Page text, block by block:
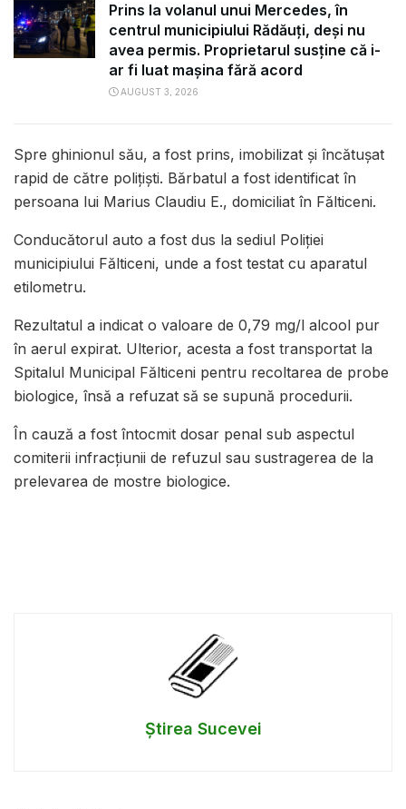
Prins la volanul unui Mercedes, în
centrul municipiului Rădăuți, deși nu
avea permis. Proprietarul susține că i-
ar fi luat mașina fără acord
AUGUST 3, 2026
Spre ghinionul său, a fost prins, imobilizat și încătușat
rapid de către polițiști. Bărbatul a fost identificat în
persoana lui Marius Claudiu E., domiciliat în Fălticeni.
Conducătorul auto a fost dus la sediul Poliției
municipiului Fălticeni, unde a fost testat cu aparatul
etilometru.
Rezultatul a indicat o valoare de 0,79 mg/l alcool pur
în aerul expirat. Ulterior, acesta a fost transportat la
Spitalul Municipal Fălticeni pentru recoltarea de probe
biologice, însă a refuzat să se supună procedurii.
În cauză a fost întocmit dosar penal sub aspectul
comiterii infracțiunii de refuzul sau sustragerea de la
prelevarea de mostre biologice.
Știrea Sucevei